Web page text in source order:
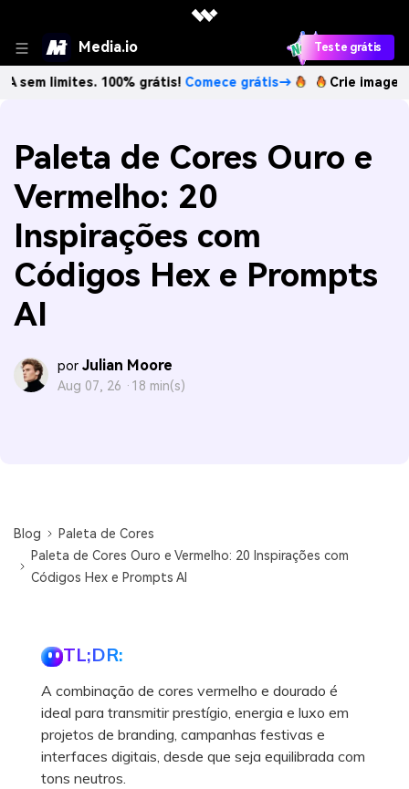
Media.io Teste grátis
100% grátis!Comece grátis→ Crie imagens com IA
Paleta de Cores Ouro e
Vermelho: 20
Inspirações com
Códigos Hex e Prompts
AI
por Julian Moore
Aug 07, 26 · 18 min(s)
Blog
Paleta de Cores
Paleta de Cores Ouro e Vermelho: 20 Inspirações com
Códigos Hex e Prompts AI
TL;DR:
A combinação de cores vermelho e dourado é
ideal para transmitir prestígio, energia e luxo em
projetos de branding, campanhas festivas e
interfaces digitais, desde que seja equilibrada com
tons neutros.